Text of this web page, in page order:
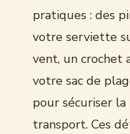
pratiques : des
votre serviette
vent, un crochet
votre sac de
pour sécuriser
transport. Ces